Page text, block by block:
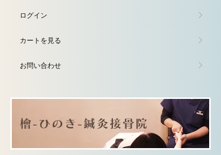
ログイン
カートを見る
お問い合わせ